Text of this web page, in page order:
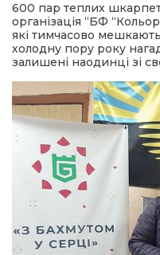
політика
місія
600 пар теплих
організація “БФ
які тимчасово
холодну пору року
залишені наодинці зі